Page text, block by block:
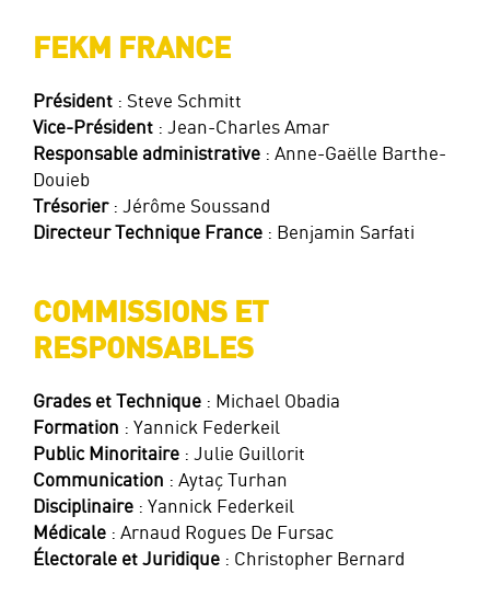
FEKM FRANCE
Président : Steve Schmitt
Vice-Président : Jean-Charles Amar
Responsable administrative : Anne-Gaëlle Barthe-
Douieb
Trésorier: Jérôme Soussand
Directeur Technique France : Benjamin Sarfati
COMMISSIONS ET
RESPONSABLES
Grades et Technique : Michael Obadia
Formation : Yannick Federkeil
Public Minoritaire : Julie Guillorit
Communication : Aytaç Turhan
Disciplinaire : Yannick Federkeil
Médicale : Arnaud Rogues De Fursac
Électorale et Juridique : Christopher Bernard